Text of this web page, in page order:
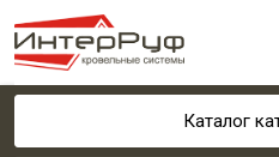
Каталог